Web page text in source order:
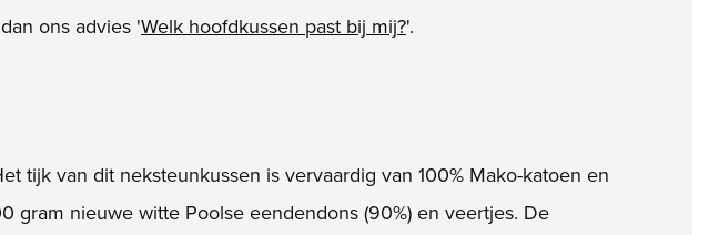
ons advies 'Welk hoofdkussen past bij mij?'.
tijk van dit neksteunkussen is vervaardig van 100% Mako-katoen en
gram nieuwe witte Poolse eendendons (90%) en veertjes. De